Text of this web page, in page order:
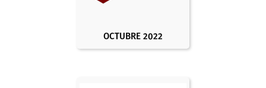
OCTUBRE 2022